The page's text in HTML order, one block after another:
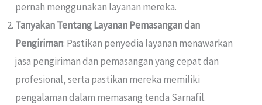
pernah menggunakan layanan mereka.
Tanyakan Tentang Layanan Pemasangan dan
Pengiriman: Pastikan penyedia layanan menawarkan
jasa pengiriman dan pemasangan yang cepat dan
profesional, serta pastikan mereka memiliki
pengalaman dalam memasang tenda Sarnafil.